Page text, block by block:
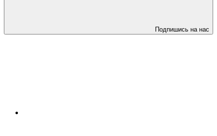
Подпишись на нас